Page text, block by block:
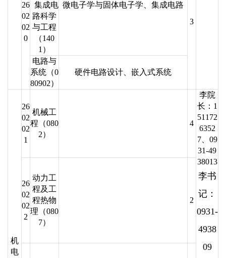
26
02
02
0
集成电
路科学
与工程
（140
1）
微电子学与固体电子学、集成电路
3
电路与
系统（0
80902）
硬件电路设计、嵌入式系统
机
电
26
02
02
1
机械工
程（080
2）
4
李院
长：1
51172
6352
7、09
31-49
38013
李书
记：
0931-
4938
09
26
02
02
2
动力工
程及工
程热物
理（080
7）
2